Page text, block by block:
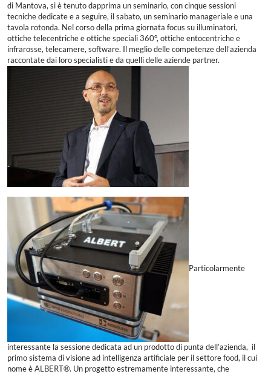
di Mantova, si è tenuto dapprima un seminario, con cinque sessioni
tecniche dedicate e a seguire, il sabato, un seminario manageriale e una
tavola rotonda. Nel corso della prima giornata focus su illuminatori,
ottiche telecentriche e ottiche speciali 360°, ottiche entocentriche e
infrarosse, telecamere, software. Il meglio delle competenze dell’azienda
raccontate dai loro specialisti e da quelli delle aziende partner.
Particolarmente
interessante la sessione dedicata ad un prodotto di punta dell’azienda, il
primo sistema di visione ad intelligenza artificiale per il settore food, il cui
nome è ALBERT®. Un progetto estremamente interessante, che